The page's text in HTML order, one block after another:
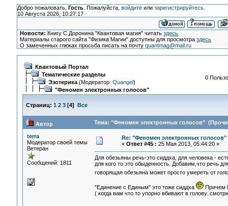
Добро пожаловать, Гость. Пожалуйста, войдитеили зарегистрируйтесь.
10 Августа 2026, 10:27:17
Новости: Книгу С.Доронина "Квантовая магия" читатьздесь
Материалы старого сайта "Физика Магии" доступны для просмотраздесь
О замеченных глюках просьба писать на почтуquantmag@mail.ru
Квантовый Портал
Тематические разделы
Эзотерика(Модератор: Quangel)
"Феномен электронных голосов"
0
Страниц: 1 2 3[4] Все
Автор Тема: "Феномен электронных голосов"
terra
Модератор своей темы
Ветеран
Сообщений: 1811
Re: "Феномен электронных голосов"
« Ответ #45 : 25 Мая 2013, 05:44:20 »
Для обезьяны речь-это сиддха, для человека -
для кого то это обыденность. Добавим,что речь
говорящая обезьяна может просто умереть от
"Единение с Единым" это тоже сиддха
Причем
( когда вам что то упорно вбивают в